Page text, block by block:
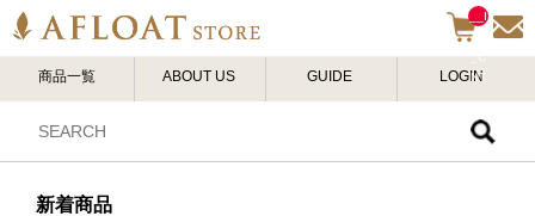
__I
TM
_C
NT
商品一覧 ABOUT US GUIDE LOGIN
新着商品